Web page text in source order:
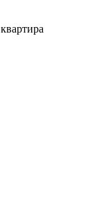
квартира